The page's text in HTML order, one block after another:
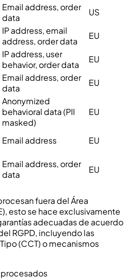
Email address, order
data
US
IP address, email
address, order data
EU
IP address, user
behavior, order data
EU
Email address, order
data
EU
Anonymized
behavioral data (PII
masked)
EU
Email address EU
Email address, order
data
EU
fuera del Área
esto se hace exclusivamente
adecuadas de acuerdo
RGPD, incluyendo las
(CCT) o mecanismos